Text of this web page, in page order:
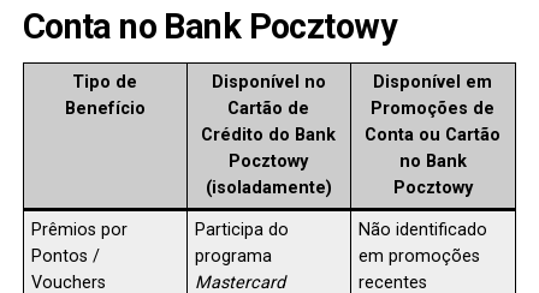
Conta no Bank Pocztowy
Tipo de
Benefício
Disponível no
Cartão de
Crédito do Bank
Pocztowy
(isoladamente)
Disponível em
Promoções de
Conta ou Cartão
no Bank
Pocztowy
Prêmios por
Pontos /
Vouchers
Participa do
programa
Mastercard
Não identificado
em promoções
recentes